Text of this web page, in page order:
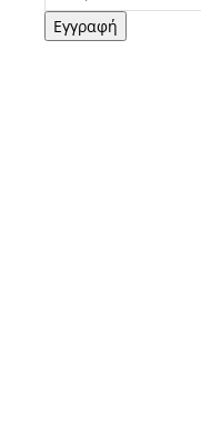
Εγγραφή